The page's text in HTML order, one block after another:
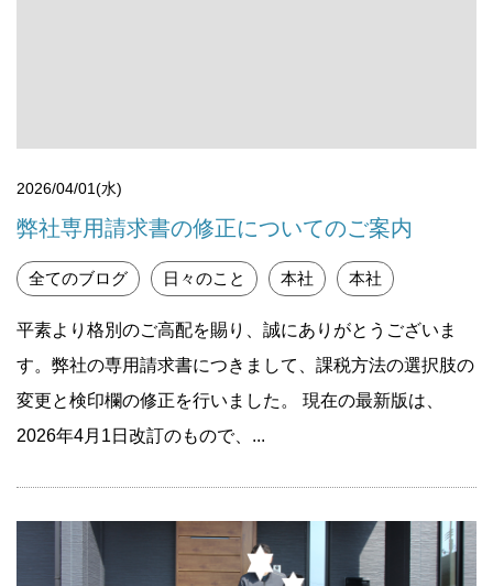
2026/04/01(水)
弊社専用請求書の修正についてのご案内
全てのブログ 日々のこと 本社 本社
平素より格別のご高配を賜り、誠にありがとうございま
す。弊社の専用請求書につきまして、課税方法の選択肢の
変更と検印欄の修正を行いました。 現在の最新版は、
2026年4月1日改訂のもので、...